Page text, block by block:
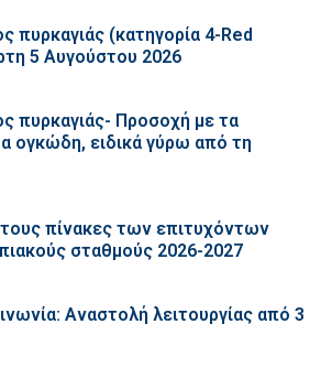
πυρκαγιάς (κατηγορία 4-Red
5 Αυγούστου 2026
πυρκαγιάς- Προσοχή με τα
ογκώδη, ειδικά γύρω από τη
πίνακες των επιτυχόντων
σταθμούς 2026-2027
Αναστολή λειτουργίας από 3